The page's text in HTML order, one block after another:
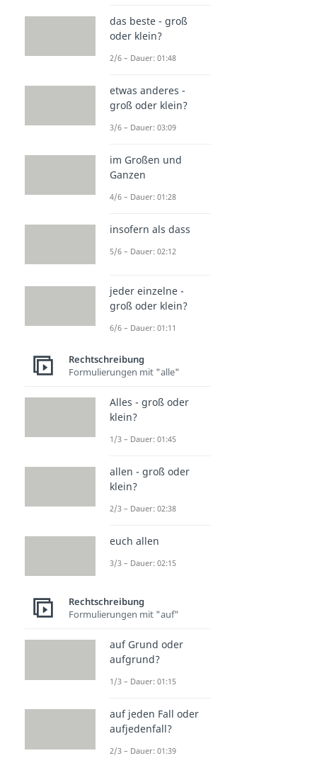
das beste - groß
oder klein?
2/6 – Dauer: 01:48
etwas anderes -
groß oder klein?
3/6 – Dauer: 03:09
im Großen und
Ganzen
4/6 – Dauer: 01:28
insofern als dass
5/6 – Dauer: 02:12
jeder einzelne -
groß oder klein?
6/6 – Dauer: 01:11
Rechtschreibung
Formulierungen mit "alle"
Alles - groß oder
klein?
1/3 – Dauer: 01:45
allen - groß oder
klein?
2/3 – Dauer: 02:38
euch allen
3/3 – Dauer: 02:15
Rechtschreibung
Formulierungen mit "auf"
auf Grund oder
aufgrund?
1/3 – Dauer: 01:15
auf jeden Fall oder
aufjedenfall?
2/3 – Dauer: 01:39